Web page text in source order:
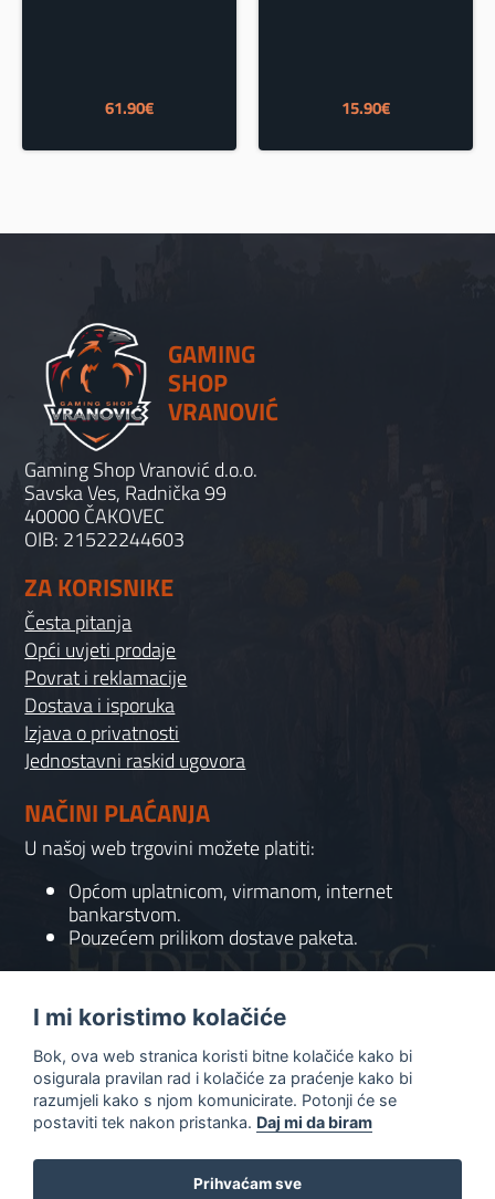
61.90€ 15.90€
GAMING
SHOP
VRANOVIĆ
Gaming Shop Vranović d.o.o.
Savska Ves, Radnička 99
40000 ČAKOVEC
OIB: 21522244603
ZA KORISNIKE
Česta pitanja
Opći uvjeti prodaje
Povrat i reklamacije
Dostava i isporuka
Izjava o privatnosti
Jednostavni raskid ugovora
NAČINI PLAĆANJA
U našoj web trgovini možete platiti:
Općom uplatnicom, virmanom, internet
bankarstvom.
Pouzećem prilikom dostave paketa.
KONTAKT
info@gaming-shop-vranovic.hr
I mi koristimo kolačiće
Bok, ova web stranica koristi bitne kolačiće kako bi
osigurala pravilan rad i kolačiće za praćenje kako bi
razumjeli kako s njom komunicirate. Potonji će se
postaviti tek nakon pristanka. Daj mi da biram
Prihvaćam sve